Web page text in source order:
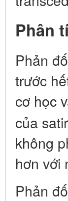
Phân
Phản
trước
cơ học
của
không
hơn với
Phản